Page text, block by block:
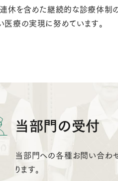
連休を含めた継続的な診療体制
医療の実現に努めています。
当部門の受付
当部門への各種お問い合わ
ります。